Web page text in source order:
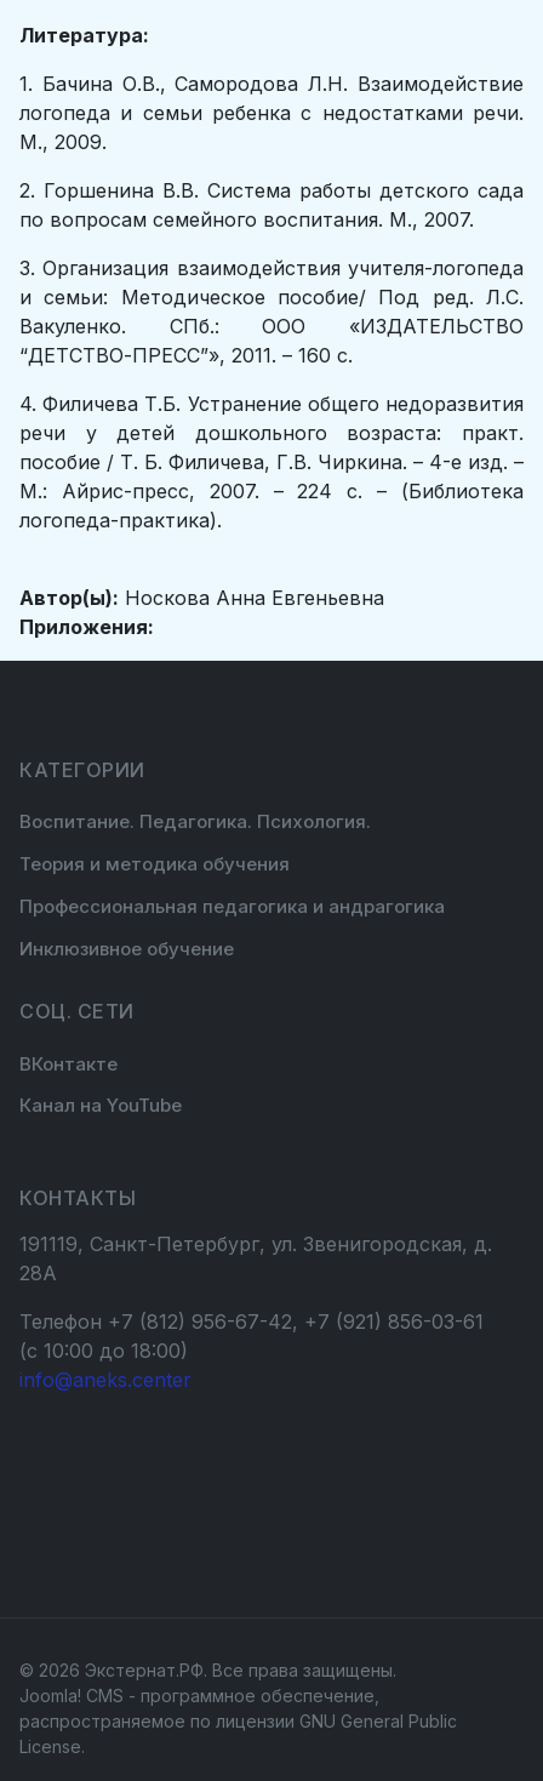
Литература:
1. Бачина О.В., Самородова Л.Н. Взаимодействие
логопеда и семьи ребенка с недостатками речи.
М., 2009.
2. Горшенина В.В. Система работы детского сада
по вопросам семейного воспитания. М., 2007.
3. Организация взаимодействия учителя-логопеда
и семьи: Методическое пособие/ Под ред. Л.С.
Вакуленко. СПб.: ООО «ИЗДАТЕЛЬСТВО
“ДЕТСТВО-ПРЕСС”», 2011. – 160 с.
4. Филичева Т.Б. Устранение общего недоразвития
речи у детей дошкольного возраста: практ.
пособие / Т. Б. Филичева, Г.В. Чиркина. – 4-е изд. –
М.: Айрис-пресс, 2007. – 224 с. – (Библиотека
логопеда-практика).
Автор(ы): Носкова Анна Евгеньевна
Приложения:
КАТЕГОРИИ
Воспитание. Педагогика. Психология.
Теория и методика обучения
Профессиональная педагогика и андрагогика
Инклюзивное обучение
СОЦ. СЕТИ
ВКонтакте
Канал на YouTube
КОНТАКТЫ
191119, Санкт-Петербург, ул. Звенигородская, д.
28А
Телефон +7 (812) 956-67-42, +7 (921) 856-03-61
(с 10:00 до 18:00)
info@aneks.center
© 2026 Экстернат.РФ. Все права защищены.
Joomla! CMS - программное обеспечение,
распространяемое по лицензии GNU General Public
License.